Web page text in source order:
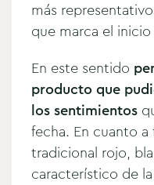
más
que marca el
En este sentido
producto que
los sentimientos
fecha. En cuanto
tradicional rojo,
característico de